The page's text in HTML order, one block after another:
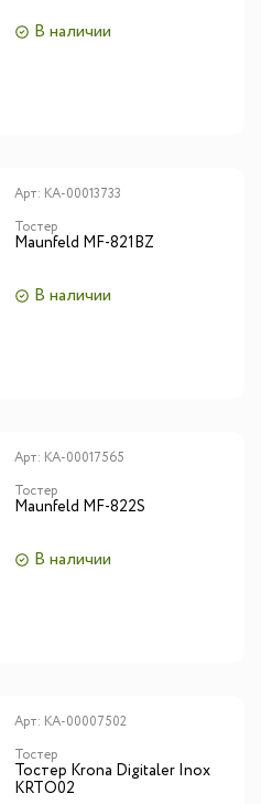
В наличии
Арт: КА-00013733
Тостер
Maunfeld MF-821BZ
В наличии
Арт: КА-00017565
Тостер
Maunfeld MF-822S
В наличии
Арт: КА-00007502
Тостер
Тостер Krona Digitaler Inox
KRTO02